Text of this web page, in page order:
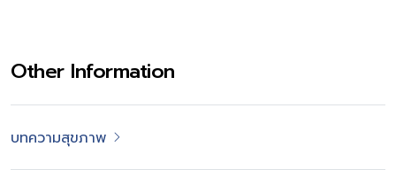
Other Information
บทความสุขภาพ